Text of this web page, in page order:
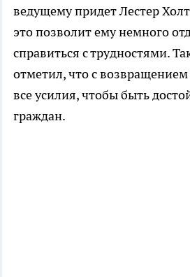
ведущему придет Лестер
это позволит ему немного
справиться с трудностями.
отметил, что с
все усилия, чтобы быть
граждан.